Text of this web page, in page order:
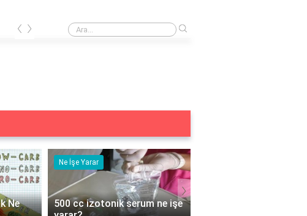
Zorunlu emeklilik fonuna yapılan katkı miktarını artırmak mümkün müdür?
‹ ›
ne işe
Ne İşe Yarar
5 duyu organımız ne işe
›